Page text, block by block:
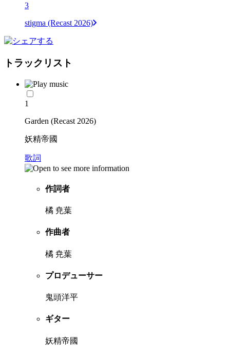
3
stigma (Recast 2026)
トラックリスト
1
Garden (Recast 2026)
妖精帝國
歌詞
作詞者
橘 尭葉
作曲者
橘 尭葉
プロデューサー
鬼頭洋平
ギター
妖精帝國